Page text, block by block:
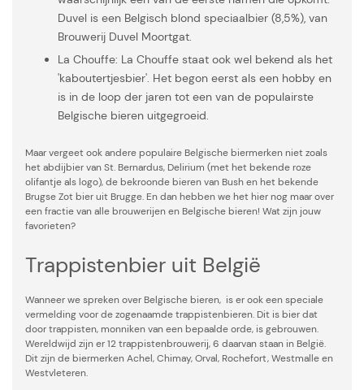
Duvel is een Belgisch blond speciaalbier (8,5%), van
Brouwerij Duvel Moortgat.
La Chouffe: La Chouffe staat ook wel bekend als het
'kaboutertjesbier'. Het begon eerst als een hobby en
is in de loop der jaren tot een van de populairste
Belgische bieren uitgegroeid.
Maar vergeet ook andere populaire Belgische biermerken niet zoals
het abdijbier van St. Bernardus, Delirium (met het bekende roze
olifantje als logo), de bekroonde bieren van Bush en het bekende
Brugse Zot bier uit Brugge. En dan hebben we het hier nog maar over
een fractie van alle brouwerijen en Belgische bieren! Wat zijn jouw
favorieten?
Trappistenbier uit België
Wanneer we spreken over Belgische bieren, is er ook een speciale
vermelding voor de zogenaamde trappistenbieren. Dit is bier dat
door trappisten, monniken van een bepaalde orde, is gebrouwen.
Wereldwijd zijn er 12 trappistenbrouwerij, 6 daarvan staan in België.
Dit zijn de biermerken Achel, Chimay, Orval, Rochefort, Westmalle en
Westvleteren.